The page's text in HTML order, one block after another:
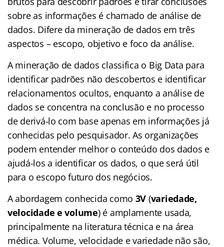
sobre as informações é chamado de análise de
dados. Difere da mineração de dados em três
aspectos – escopo, objetivo e foco da análise.
A mineração de dados classifica o Big Data para
identificar padrões não descobertos e identificar
relacionamentos ocultos, enquanto a análise de
dados se concentra na conclusão e no processo
de derivá-lo com base apenas em informações já
conhecidas pelo pesquisador. As organizações
podem entender melhor o conteúdo dos dados e
ajudá-los a identificar os dados, o que será útil
para o escopo futuro dos negócios.
A abordagem conhecida como 3V (variedade,
velocidade e volume) é amplamente usada,
principalmente na literatura técnica e na área
médica. Volume, velocidade e variedade não são,